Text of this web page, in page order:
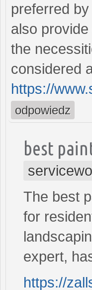
preferred
also
the
considered
https://
odpowiedz
best
The best
for
expert,
https://